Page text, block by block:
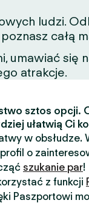
ludzi.
całą
umawiać
atrakcje.
sztos opcji.
ułatwią Ci
w
o
szukanie par!
z funkcji
Paszportowi